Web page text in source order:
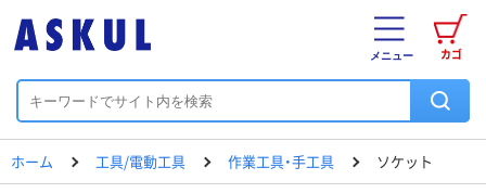
カゴ
メニュー
ホーム 工具/電動工具 作業工具・手工具 ソケット